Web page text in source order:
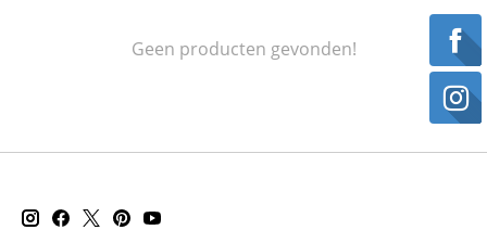
Geen producten gevonden!